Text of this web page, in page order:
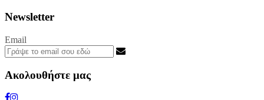
Newsletter
Email
Ακολουθήστε μας